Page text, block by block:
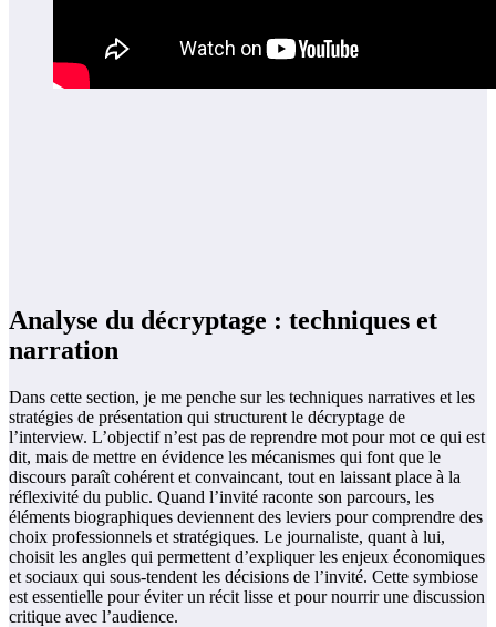
Analyse du décryptage : techniques et
narration
Dans cette section, je me penche sur les techniques narratives et les
stratégies de présentation qui structurent le décryptage de
l’interview. L’objectif n’est pas de reprendre mot pour mot ce qui est
dit, mais de mettre en évidence les mécanismes qui font que le
discours paraît cohérent et convaincant, tout en laissant place à la
réflexivité du public. Quand l’invité raconte son parcours, les
éléments biographiques deviennent des leviers pour comprendre des
choix professionnels et stratégiques. Le journaliste, quant à lui,
choisit les angles qui permettent d’expliquer les enjeux économiques
et sociaux qui sous-tendent les décisions de l’invité. Cette symbiose
est essentielle pour éviter un récit lisse et pour nourrir une discussion
critique avec l’audience.